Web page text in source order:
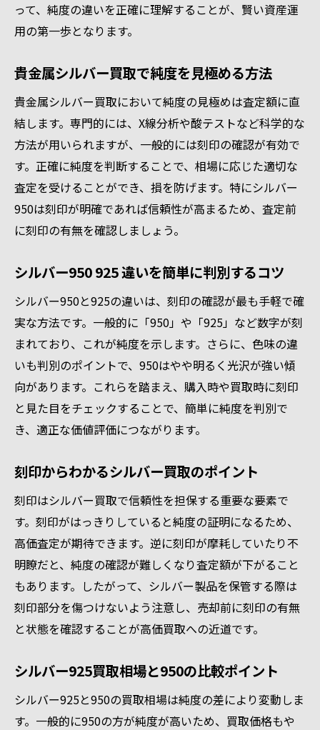
って、純度の違いを正確に理解することが、賢い資産運
用の第一歩となります。
貴金属シルバー買取で純度を見極める方法
貴金属シルバー買取において純度の見極めは査定額に直
結します。専門的には、X線分析や酸テストなど科学的な
方法が用いられますが、一般的には刻印の確認が有効で
す。正確に純度を判断することで、相場に応じた適切な
査定を受けることができ、損を防げます。特にシルバー
950は刻印が明確であれば信頼性が高まるため、査定前
に刻印の有無を確認しましょう。
シルバー950 925 違いを簡単に判別するコツ
シルバー950と925の違いは、刻印の確認が最も手軽で確
実な方法です。一般的に「950」や「925」など数字が刻
まれており、これが純度を示します。さらに、色味の違
いも判別のポイントで、950はやや明るく光沢が強い傾
向があります。これらを踏まえ、購入時や買取時に刻印
と見た目をチェックすることで、簡単に純度を判別で
き、適正な価値評価につながります。
刻印からわかるシルバー買取のポイント
刻印はシルバー買取で信頼性を担保する重要な要素で
す。刻印がはっきりしていると純度の証明になるため、
高価査定が期待できます。逆に刻印が摩耗していたり不
明瞭だと、純度の確認が難しくなり査定額が下がること
もあります。したがって、シルバー製品を保管する際は
刻印部分を傷つけないよう注意し、売却前に刻印の有無
と状態を確認することが高価買取への近道です。
シルバー925買取相場と950の比較ポイント
シルバー925と950の買取相場は純度の差により変動しま
す。一般的に950の方が純度が高いため、買取価格もや